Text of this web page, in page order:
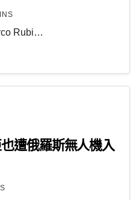
Rubi…
遭俄羅斯無人機入